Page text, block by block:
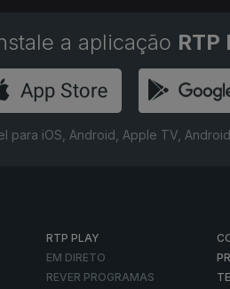
a aplicação RTP
para iOS, Android, Apple TV,
RTP PLAY
EM DIRETO
REVER PROGRAMAS